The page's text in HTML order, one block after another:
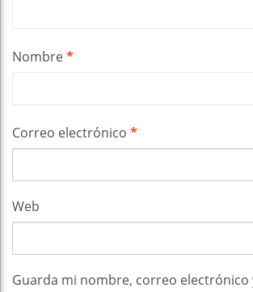
Nombre*
Correo electrónico *
Web
Guarda mi nombre, correo electrónico